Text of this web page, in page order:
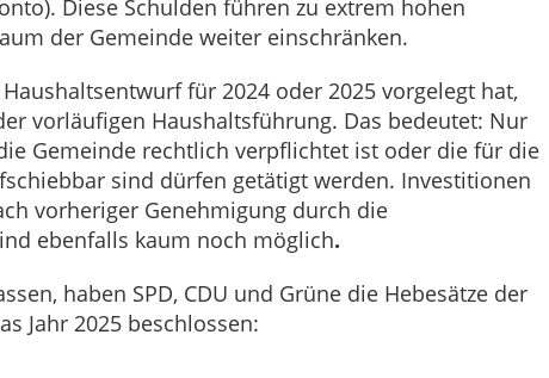
Diese Schulden führen zu extrem hohen
der Gemeinde weiter einschränken.
für 2024 oder 2025 vorgelegt hat,
vorläufigen Haushaltsführung. Das bedeutet: Nur
Gemeinde rechtlich verpflichtet ist oder die für die
sind dürfen getätigt werden. Investitionen
vorheriger Genehmigung durch die
ebenfalls kaum noch möglich.
haben SPD, CDU und Grüne die Hebesätze der
Jahr 2025 beschlossen: